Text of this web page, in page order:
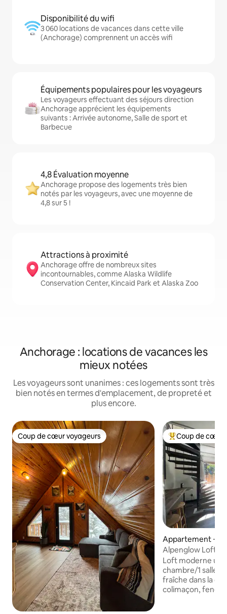
Disponibilité du wifi
3 060 locations de vacances dans cette ville
(Anchorage) comprennent un accès wifi
Équipements populaires pour les voyageurs
Les voyageurs effectuant des séjours direction
Anchorage apprécient les équipements
suivants : Arrivée autonome, Salle de sport et
Barbecue
4,8 Évaluation moyenne
Anchorage propose des logements très bien
notés par les voyageurs, avec une moyenne de
4,8 sur 5 !
Attractions à proximité
Anchorage offre de nombreux sites
incontournables, comme Alaska Wildlife
Conservation Center, Kincaid Park et Alaska Zoo
Anchorage : locations de vacances les
mieux notées
Les voyageurs sont unanimes : ces logements sont très
bien notés en termes d'emplacement, de propreté et
plus encore.
Coup de cœur voyageurs
Coup de cœur voyageurs Coups de cœur
Coup de cœur
Appartement ⋅
Alpenglow Loft ~
Charmer
Loft moderne
chambre/1 salle
fraîche dans la
colimaçon,